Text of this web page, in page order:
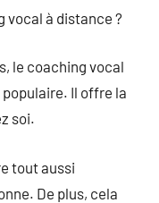
vocal à distance ?
le coaching vocal
populaire. Il offre la
soi.
tout aussi
De plus, cela